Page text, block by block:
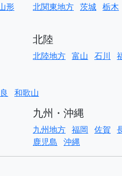
形
北関東地方 茨城 栃木
北陸
北陸地方 富山 石川
和歌山
九州・沖縄
九州地方 福岡 佐賀
鹿児島 沖縄